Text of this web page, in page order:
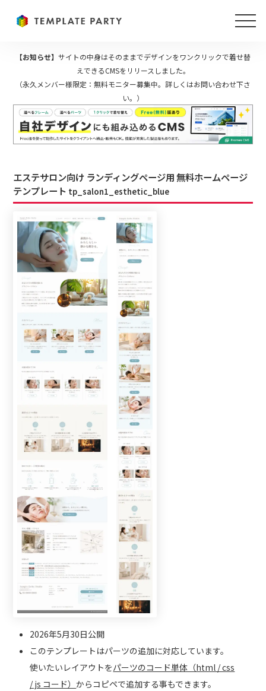
【お知らせ】 サイトの中身はそのままでデザインをワンクリックで着せ替
えできるCMSをリリースしました。
（永久メンバー様限定：無料モニター募集中。詳しくはお問い合わせ下さ
い。）
エステサロン向け ランディングページ用 無料ホームページ
テンプレート tp_salon1_esthetic_blue
2026年5月30日公開
このテンプレートはパーツの追加に対応しています。
使いたいレイアウトをパーツのコード単体（html / css
/ js コード）からコピペで追加する事もできます。